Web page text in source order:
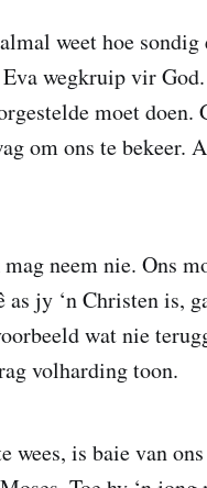
weet hoe
wegkruip vir
moet doen.
om ons te bekeer.
neem nie. Ons
jy ‘n Christen is,
wat nie
volharding toon.
is baie van